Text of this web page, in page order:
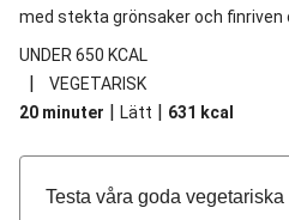
med stekta grönsaker och finriven
UNDER 650 KCAL
|
VEGETARISK
20 minuter | Lätt | 631 kcal
Testa våra goda